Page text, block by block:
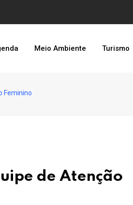
Meio Ambiente Turismo
Feminino
de Atenção